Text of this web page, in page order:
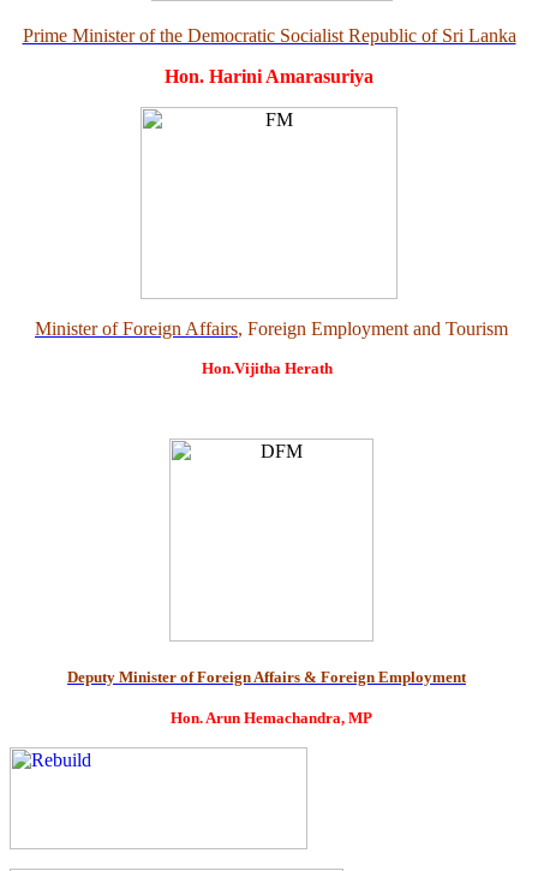
Prime Minister of the Democratic Socialist Republic of Sri Lanka
Hon. Harini Amarasuriya
Minister of Foreign Affairs, Foreign Employment and Tourism
Hon.Vijitha Herath
Deputy Minister of Foreign Affairs & Foreign Employment
Hon. Arun Hemachandra, MP